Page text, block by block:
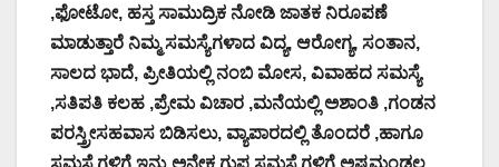
,ಫೋಟೋ, ಹಸ್ತ ಸಾಮುದ್ರಿಕ ನೋಡಿ ಜಾತಕ ನಿರೂಪಣೆ
ಮಾಡುತ್ತಾರೆ ನಿಮ್ಮ ಸಮಸ್ಯೆಗಳಾದ ವಿದ್ಯ, ಆರೋಗ್ಯ, ಸಂತಾನ,
ಸಾಲದ ಭಾದೆ, ಪ್ರೀತಿಯಲ್ಲಿ ನಂಬಿ ಮೋಸ, ವಿವಾಹದ ಸಮಸ್ಯೆ
,ಸತಿಪತಿ ಕಲಹ ,ಪ್ರೇಮ ವಿಚಾರ ,ಮನೆಯಲ್ಲಿ ಅಶಾಂತಿ ,ಗಂಡನ
ಪರಸ್ತ್ರೀಸಹವಾಸ ಬಿಡಿಸಲು, ವ್ಯಾಪಾರದಲ್ಲಿ ತೊಂದರೆ ,ಹಾಗೂ
ಸಮಸ್ಯೆಗಳಿಗೆ ಇನ್ನು ಅನೇಕ ಗುಪ್ತ ಸಮಸ್ಯೆಗಳಿಗೆ ಅಷ್ಟಮಂಡಲ